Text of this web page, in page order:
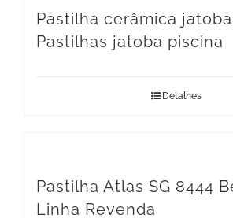
Pastilha cerâmica
Pastilhas jatoba piscina
Detalhes
Pastilha Atlas SG 8444
Linha Revenda